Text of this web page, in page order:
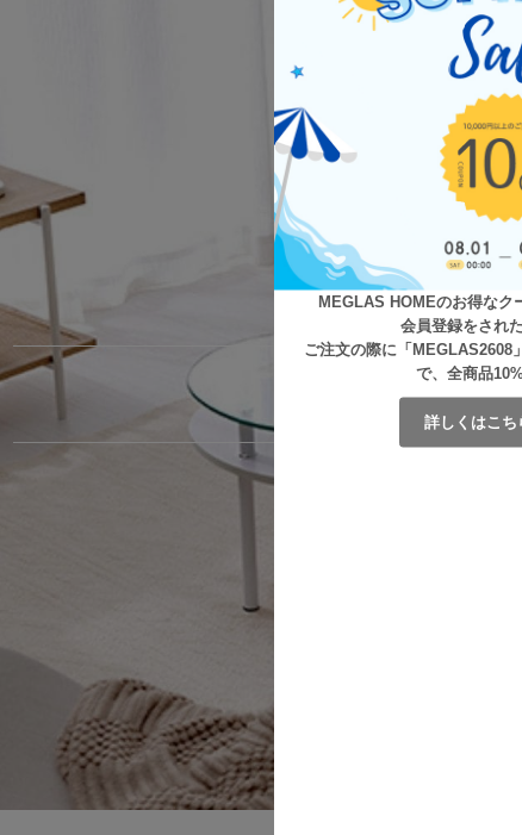
MEGLAS HOMEのお得なク
会員登録をされ
ご注文の際に「MEGLAS2608
で、全商品
詳しくはこち